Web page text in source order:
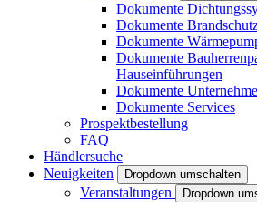
Dokumente
Dokumente
Dokumente
Dokumente
Hauseinführungen
Dokumente
Dokumente Services
Prospektbestellung
FAQ
Händlersuche
Neuigkeiten
Dropdown umschalten
Veranstaltungen Dropdown